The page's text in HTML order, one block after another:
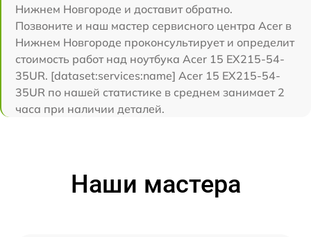
Нижнем Новгороде и доставит обратно.
Позвоните и наш мастер сервисного центра Acer в
Нижнем Новгороде проконсультирует и определит
стоимость работ над ноутбука Acer 15 EX215-54-
35UR. [dataset:services:name] Acer 15 EX215-54-
35UR по нашей статистике в среднем занимает 2
часа при наличии деталей.
Наши мастера